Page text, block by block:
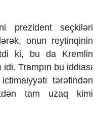
prezident seçkiləri
onun reytinqinin
ki, bu da Kremlin
idi. Trampın bu iddiası
əti tərəfindən
tam uzaq kimi